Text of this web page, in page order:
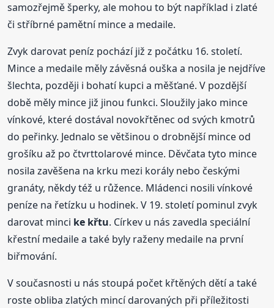
samozřejmě šperky, ale mohou to být například i zlaté
či stříbrné pamětní mince a medaile.
Zvyk darovat peníz pochází již z počátku 16. století.
Mince a medaile měly závěsná ouška a nosila je nejdříve
šlechta, později i bohatí kupci a měšťané. V pozdější
době měly mince již jinou funkci. Sloužily jako mince
vínkové, které dostával novokřtěnec od svých kmotrů
do peřinky. Jednalo se většinou o drobnější mince od
grošíku až po čtvrttolarové mince. Děvčata tyto mince
nosila zavěšena na krku mezi korály nebo českými
granáty, někdy též u růžence. Mládenci nosili vínkové
peníze na řetízku u hodinek. V 19. století pominul zvyk
darovat minci ke křtu. Církev u nás zavedla speciální
křestní medaile a také byly raženy medaile na první
biřmování.
V současnosti u nás stoupá počet křtěných dětí a také
roste obliba zlatých mincí darovaných při příležitosti